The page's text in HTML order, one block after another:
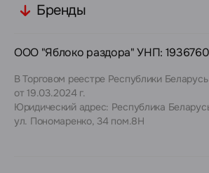
Бренды
ООО "Яблоко раздора" УНП:
В Торговом реестре Республики
от 19.03.2024 г.
Юридический адрес: Республика
ул. Пономаренко, 34 пом.8Н